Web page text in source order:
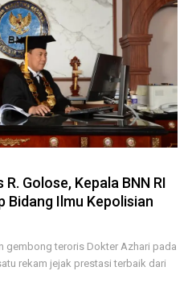
Golose, Kepala BNN RI
Bidang Ilmu Kepolisian
gembong teroris Dokter Azhari pada
rekam jejak prestasi terbaik dari